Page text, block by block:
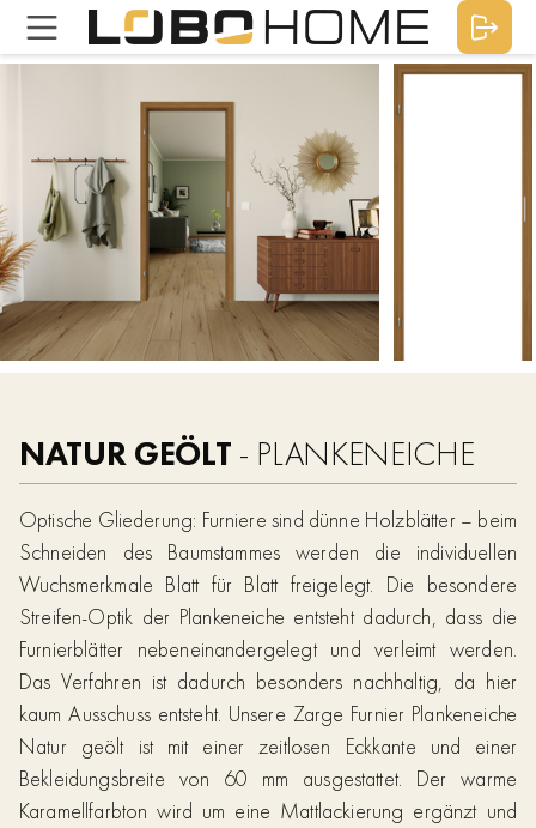
NATUR GEÖLT - PLANKENEICHE
Optische Gliederung: Furniere sind dünne Holzblätter – beim
Schneiden des Baumstammes werden die individuellen
Wuchsmerkmale Blatt für Blatt freigelegt. Die besondere
Streifen-Optik der Plankeneiche entsteht dadurch, dass die
Furnierblätter nebeneinandergelegt und verleimt werden.
Das Verfahren ist dadurch besonders nachhaltig, da hier
kaum Ausschuss entsteht. Unsere Zarge Furnier Plankeneiche
Natur geölt ist mit einer zeitlosen Eckkante und einer
Bekleidungsbreite von 60 mm ausgestattet. Der warme
Karamellfarbton wird um eine Mattlackierung ergänzt und